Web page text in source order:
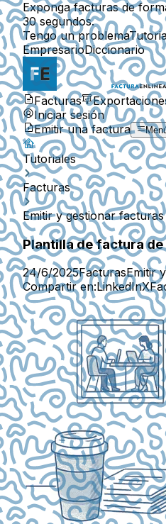
Exponga facturas de
30 segundos.
Tengo un problema
EmpresarioDiccionario
Facturas
Iniciar sesión
Emitir una factura
Tutoriales
Facturas
Emitir y gestionar facturas
Plantilla de factura de
24/6/2025FacturasEmitir
Compartir en:LinkedInX